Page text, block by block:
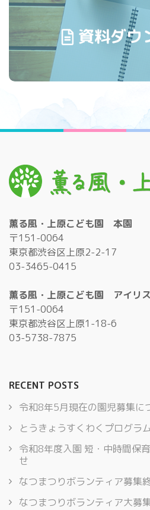
薫る風・上原こども園 本園
〒151-0064
東京都渋谷区上原2-2-17
03-3465-0415
薫る風・上原こども園 アイリス
〒151-0064
東京都渋谷区上原1-18-6
03-5738-7875
RECENT POSTS
令和8年5月現在の園児募集に
とうきょうすくわくプログラ
令和8年度入園 短・中時間保
せ
なつまつりボランティア募集
なつまつりボランティア大募